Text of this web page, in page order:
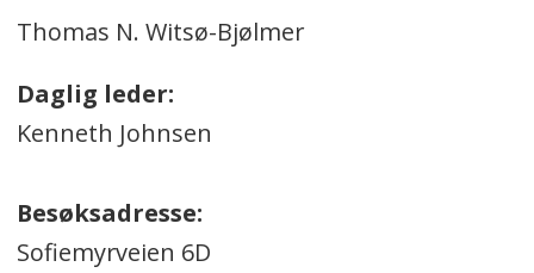
Thomas N. Witsø-Bjølmer
Daglig leder:
Kenneth Johnsen
Besøksadresse:
Sofiemyrveien 6D